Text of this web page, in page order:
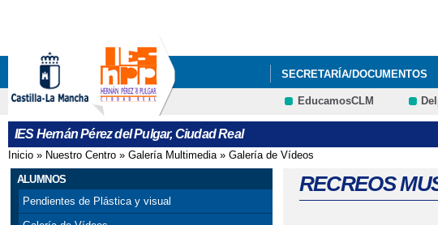
SECRETARÍA/DOCUMENTOS
EducamosCLM
IES Hernán Pérez del Pulgar, Ciudad Real
Se encuentra usted aquí
Inicio » Nuestro Centro » Galería Multimedia» Galería de Vídeos
ALUMNOS
Pendientes de Plástica y visual
RECREOS